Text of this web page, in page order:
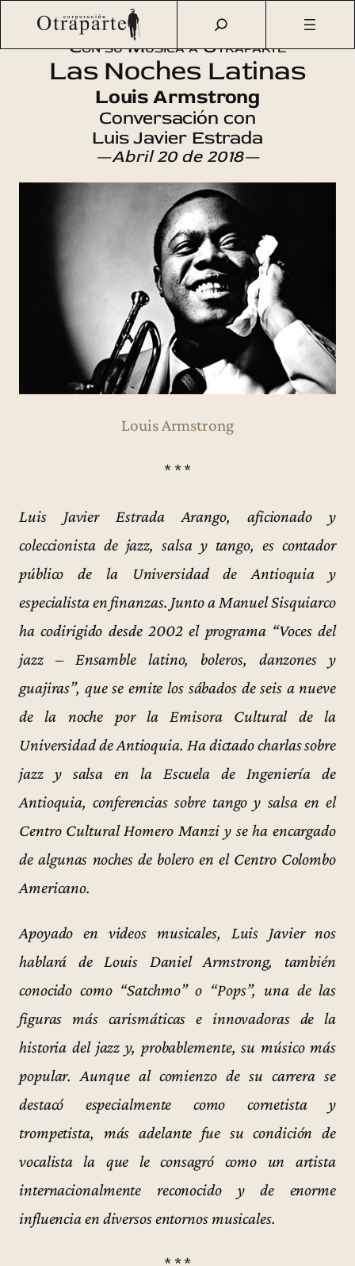
Saltar
Otraparte.org/ Agenda Cultural Música Louis Armstrong
Con su Música a Otraparte
Las Noches Latinas
Louis Armstrong
Conversación con
Luis Javier Estrada
—Abril 20 de 2018—
Louis Armstrong
* * *
Luis Javier Estrada Arango, aficionado y
coleccionista de jazz, salsa y tango, es contador
público de la Universidad de Antioquia y
especialista en finanzas. Junto a Manuel Sisquiarco
ha codirigido desde 2002 el programa “Voces del
jazz – Ensamble latino, boleros, danzones y
guajiras”, que se emite los sábados de seis a nueve
de la noche por la Emisora Cultural de la
Universidad de Antioquia. Ha dictado charlas sobre
jazz y salsa en la Escuela de Ingeniería de
Antioquia, conferencias sobre tango y salsa en el
Centro Cultural Homero Manzi y se ha encargado
de algunas noches de bolero en el Centro Colombo
Americano.
Apoyado en videos musicales, Luis Javier nos
hablará de Louis Daniel Armstrong, también
conocido como “Satchmo” o “Pops”, una de las
figuras más carismáticas e innovadoras de la
historia del jazz y, probablemente, su músico más
popular. Aunque al comienzo de su carrera se
destacó especialmente como cornetista y
trompetista, más adelante fue su condición de
vocalista la que le consagró como un artista
internacionalmente reconocido y de enorme
influencia en diversos entornos musicales.